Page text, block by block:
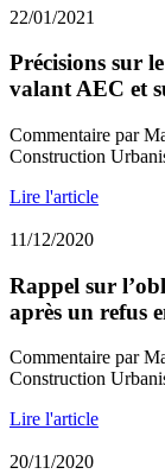
22/01/2021
Précisions sur
valant AEC et
Commentaire par
Construction
Lire l'article
11/12/2020
Rappel sur
après un refus
Commentaire par
Construction
Lire l'article
20/11/2020